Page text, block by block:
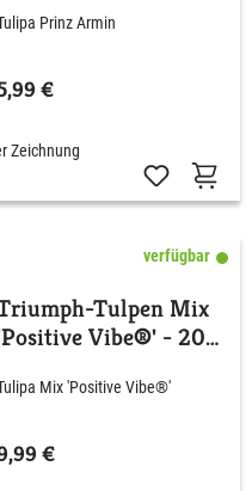
Prinz Armin
€
Zeichnung
verfügbar
Tulpen Mix
Vibe®' - 20
Mix 'Positive Vibe®'
€